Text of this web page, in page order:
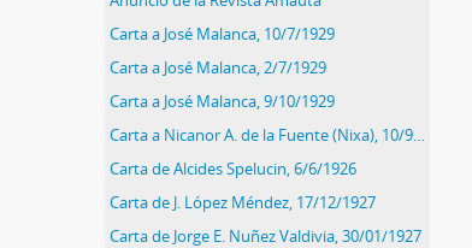
Carta a José Malanca, 10/7/1929
Carta a José Malanca, 2/7/1929
Carta a José Malanca, 9/10/1929
Carta a Nicanor A. de la Fuente (Nixa), 10/9/1929
Carta de Alcides Spelucin, 6/6/1926
Carta de J. López Méndez, 17/12/1927
Carta de Jorge E. Nuñez Valdivia, 30/01/1927